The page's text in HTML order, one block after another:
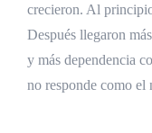
crecieron. Al
Después llegaron
y más dependencia
no responde como el